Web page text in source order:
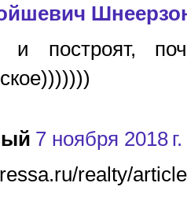
построят,
7 ноября 2018
realty/